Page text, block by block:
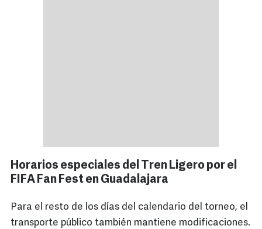
Horarios especiales del Tren Ligero por el
FIFA Fan Fest en Guadalajara
Para el resto de los días del calendario del torneo, el
transporte público también mantiene modificaciones.